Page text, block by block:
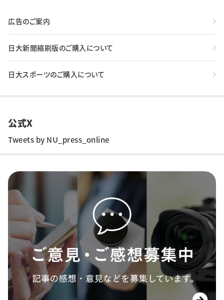
広告のご案内
日大新聞縮刷版のご購入について
日大スポーツのご購入について
公式X
Tweets by NU_press_online